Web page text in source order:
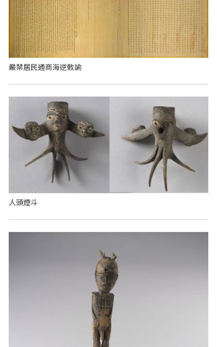
嚴禁居民通商海逆敕諭
人頭煙斗